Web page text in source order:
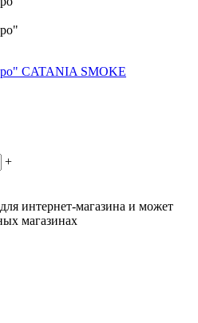
+
интернет-магазина и может
магазинах